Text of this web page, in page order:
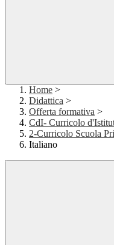
Home >
Didattica >
Offerta formativa >
CdI- Curricolo
2-Curricolo Scuola
Italiano